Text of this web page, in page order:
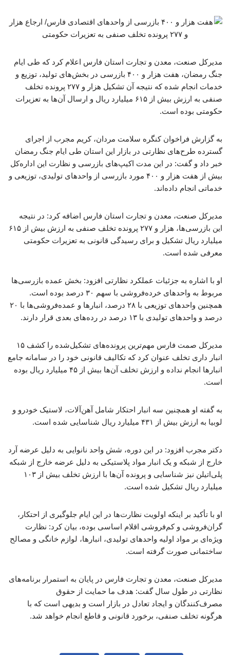
مدیرکل صنعت، معدن و تجارت استان فارس اعلام کرد که طی ایام
جنگ رمضان، هفت هزار و ۴۰۰ بازرسی در بخش‌های تولید، توزیع و
خدمات انجام شده که نتیجه آن تشکیل هزار و ۲۷۷ پرونده تخلف
صنفی به ارزش بیش از ۶۱۵ میلیارد ریال و ارسال آن‌ها به تعزیرات
حکومتی بوده است.
به گزارش فراخوان کنگره سلامت مردان، کریم مجرب از اجرای
گسترده طرح‌های نظارتی در بازار این استان طی ایام جنگ رمضان
خبر داد و گفت: در این مدت اکیپ‌های بازرسی و نظارت این اداره‌کل
بیش از هفت هزار و ۴۰۰ مورد بازرسی از واحدهای تولیدی، توزیعی و
خدماتی انجام داده‌اند.
مدیرکل صنعت، معدن و تجارت استان فارس اضافه کرد: در نتیجه
این بازرسی‌ها، هزار و ۲۷۷ پرونده تخلف صنفی به ارزش بیش از ۶۱۵
میلیارد ریال تشکیل و برای رسیدگی قانونی به تعزیرات حکومتی
معرفی شده است.
او با اشاره به جزئیات عملکرد نظارتی افزود: بخش عمده بازرسی‌ها
مربوط به واحدهای خرده‌فروشی با سهم ۳۰ درصد بوده است.
همچنین واحدهای توزیعی با ۲۸ درصد، انبارها و عمده‌فروشی‌ها با ۲۰
درصد و واحدهای تولیدی با ۱۳ درصد در رده‌های بعدی قرار دارند.
مدیرکل صمت فارس مهم‌ترین پرونده‌های تشکیل‌شده را کشف ۱۵
انبار داری تخلف عنوان کرد که تکالیف قانونی خود را در سامانه جامع
انبارها انجام نداده و ارزش تخلف آن‌ها بیش از ۴۵ میلیارد ریال بوده
است.
به گفته او همچنین سه انبار احتکار شامل آهن‌آلات، لاستیک خودرو و
لوبیا به ارزش بیش از ۴۳۱ میلیارد ریال شناسایی شده است.
دکتر مجرب افزود: در این دوره، شش واحد نانوایی به دلیل عرضه آرد
خارج از شبکه و یک انبار مواد پلاستیکی به دلیل عرضه خارج از شبکه
پلی‌اتیلن نیز شناسایی و پرونده آن‌ها با ارزش تخلف بیش از ۱۰۳
میلیارد ریال تشکیل شده است.
او با تأکید بر اینکه اولویت نظارت‌ها در این ایام جلوگیری از احتکار،
گران‌فروشی و کم‌فروشی اقلام اساسی بوده، بیان کرد: نظارت
ویژه‌ای بر مواد اولیه واحدهای تولیدی، انبارها، لوازم خانگی و مصالح
ساختمانی صورت گرفته است.
مدیرکل صنعت، معدن و تجارت فارس در پایان به استمرار برنامه‌های
نظارتی در طول سال گفت: هدف ما حمایت از حقوق
مصرف‌کنندگان و ایجاد تعادل در بازار است و بدیهی است که با
هرگونه تخلف صنفی، برخورد قانونی و قاطع انجام خواهد شد.